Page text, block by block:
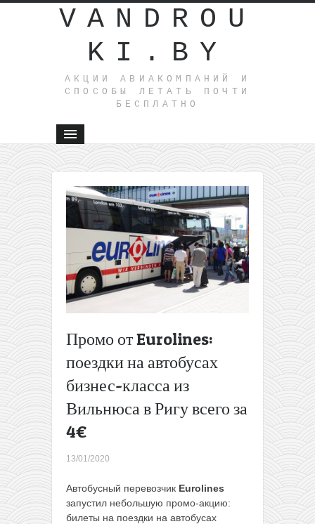
VANDROU
KI.BY
АКЦИИ АВИАКОМПАНИЙ И
СПОСОБЫ ЛЕТАТЬ ПОЧТИ
БЕСПЛАТНО
Промо от Eurolines:
поездки на автобусах
бизнес-класса из
Вильнюса в Ригу всего за
4€
13/01/2020
Автобусный перевозчик Eurolines
запустил небольшую промо-акцию:
билеты на поездки на автобусах
Подборка
4* отелей
в Римини
всего от
12€ с
человека
(апрель-
май)
всего за